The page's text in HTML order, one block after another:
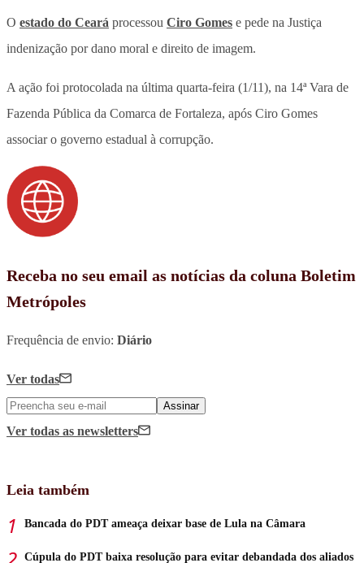
O estado do Ceará processou Ciro Gomes e pede na Justiça
indenização por dano moral e direito de imagem.
A ação foi protocolada na última quarta-feira (1/11), na 14ª Vara de
Fazenda Pública da Comarca de Fortaleza, após Ciro Gomes
associar o governo estadual à corrupção.
Receba no seu email as notícias da coluna Boletim
Metrópoles
Frequência de envio: Diário
Ver todas
Assinar
Ver todas as newsletters
Leia também
Bancada do PDT ameaça deixar base de Lula na Câmara
Cúpula do PDT baixa resolução para evitar debandada dos aliados